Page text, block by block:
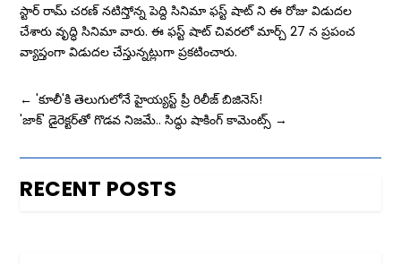
స్టార్ రామ్ చరణ్ నటిస్తోన్న పెద్ది సినిమా ఫస్ట్ షాట్ ని ఈ రోజు విడుదల
చేశారు వృద్ధి సినిమా వారు. ఈ ఫస్ట్ షాట్ చివరలో మార్చ్ 27 న ప్రపంచ
వ్యాప్తంగా విడుదల చేస్తున్నట్లుగా ప్రకటించారు.
←'కూలీ'కి తెలుగులోనే హైయ్యస్ట్ ప్రీ రిలీజ్ బిజినెస్!
'జాక్‌' డైరెక్టర్‌తో గొడవ నిజమే.. సిద్ధు షాకింగ్ కామెంట్స్ →
RECENT POSTS